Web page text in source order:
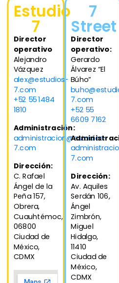
Estudio
7
Director
operativo
Alejandro
Vázquez
alex@estudios-
7.com
+52 55 1484
1810
Administración:
administracion@estudios-
7.com
Dirección:
C. Rafael
Ángel de la
Peña 157,
Obrera,
Cuauhtémoc,
06800
Ciudad de
México,
CDMX
7
Street
Director
operativo:
Gerardo
Álvarez “El
Búho”
7.com
+52 55
6609 7162
7.com
Dirección:
Av. Aquiles
Serdán 106,
Ángel
Zimbrón,
Miguel
Hidalgo,
11410
Ciudad de
México,
CDMX